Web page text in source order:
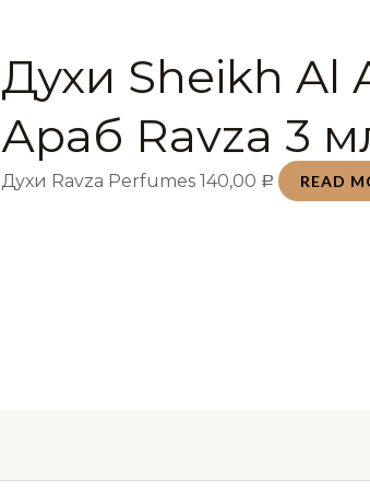
Духи Sheikh Al
Араб Ravza 3
Духи Ravza Perfumes140,00 Р READ